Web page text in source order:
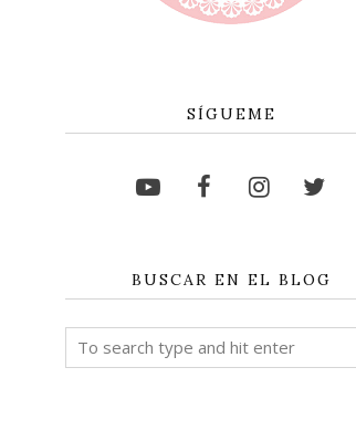
SÍGUEME
BUSCAR EN EL BLOG